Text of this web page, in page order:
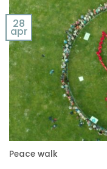
Peace walk
28
apr